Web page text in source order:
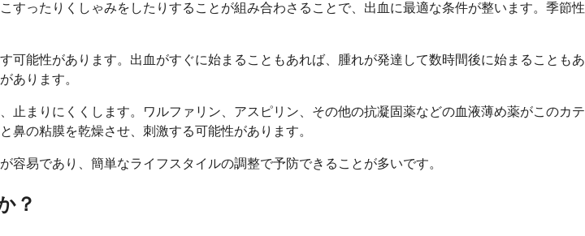
ったりくしゃみをしたりすることが組み合わさることで、出血に最適な条件が整います。季節性
能性があります。出血がすぐに始まることもあれば、腫れが発達して数時間後に始まることもあ
あります。
まりにくくします。ワルファリン、アスピリン、その他の抗凝固薬などの血液薄め薬がこのカテ
の粘膜を乾燥させ、刺激する可能性があります。
易であり、簡単なライフスタイルの調整で予防できることが多いです。
？